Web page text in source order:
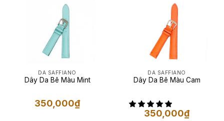
DA SAFFIANO
Dây Da Bê Màu Mint
350,000₫
DA SAFFIANO
Dây Da Bê Màu Cam
350,000₫